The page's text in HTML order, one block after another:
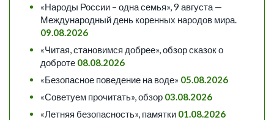
«Народы России – одна семья», 9 августа —
Международный день коренных народов мира.
09.08.2026
«Читая, становимся добрее», обзор сказок о
доброте 08.08.2026
«Безопасное поведение на воде» 05.08.2026
«Советуем прочитать», обзор 03.08.2026
«Летняя безопасность», памятки 01.08.2026